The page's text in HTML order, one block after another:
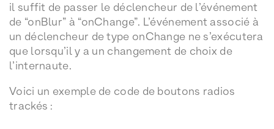
il suffit de passer le déclencheur de l’événement
de “onBlur” à “onChange”. L’événement associé à
un déclencheur de type onChange ne s’exécutera
que lorsqu’il y a un changement de choix de
l’internaute.
Voici un exemple de code de boutons radios
trackés :